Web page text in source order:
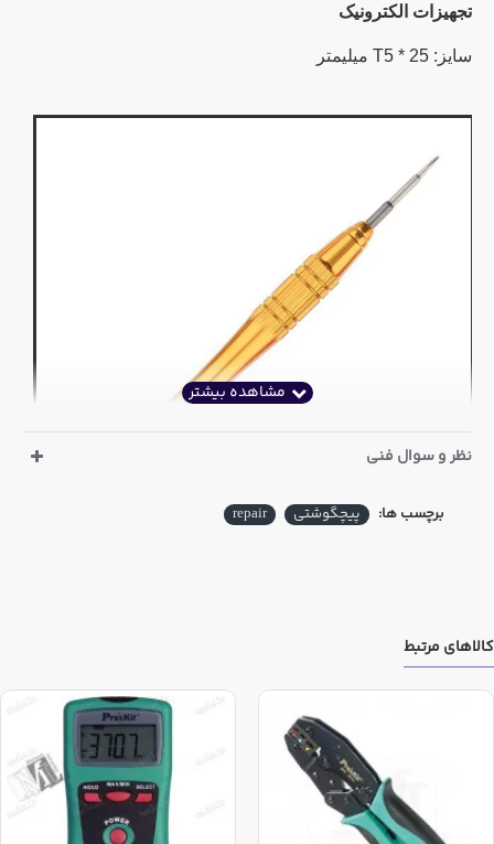
تجهیزات الکترونیک
سایز: 25 * T5 میلیمتر
نظر و سوال فنی
برچسب ها: پیچگوشتی repair
کالاهای مرتبط